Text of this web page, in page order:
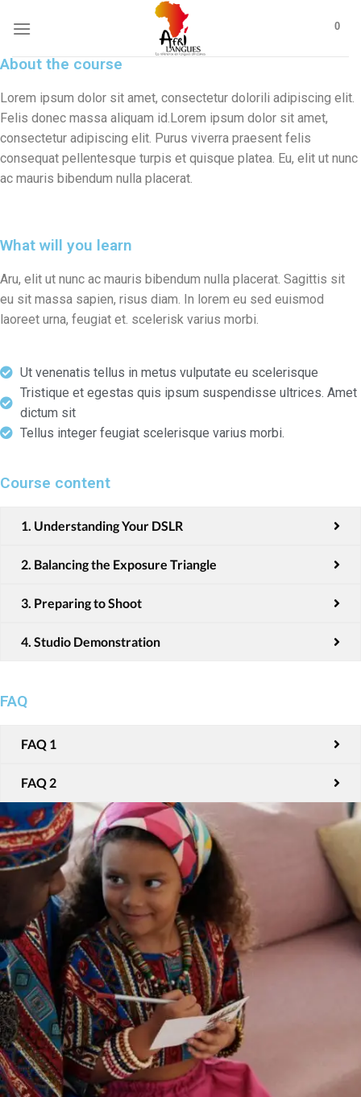
0
About the course
Lorem ipsum dolor sit amet, consectetur dolorili adipiscing elit.
Felis donec massa aliquam id.Lorem ipsum dolor sit amet,
consectetur adipiscing elit. Purus viverra praesent felis
consequat pellentesque turpis et quisque platea. Eu, elit ut nunc
ac mauris bibendum nulla placerat.
What will you learn
Aru, elit ut nunc ac mauris bibendum nulla placerat. Sagittis sit
eu sit massa sapien, risus diam. In lorem eu sed euismod
laoreet urna, feugiat et. scelerisk varius morbi.
Ut venenatis tellus in metus vulputate eu scelerisque
Tristique et egestas quis ipsum suspendisse ultrices. Amet
dictum sit
Tellus integer feugiat scelerisque varius morbi.
Course content
1. Understanding Your DSLR
2. Balancing the Exposure Triangle
3. Preparing to Shoot
4. Studio Demonstration
FAQ
FAQ 1
FAQ 2